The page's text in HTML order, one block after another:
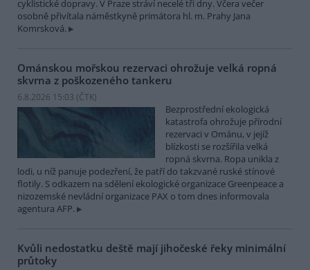
cyklistické dopravy. V Praze stráví necelé tři dny. Včera večer
osobně přivítala náměstkyně primátora hl. m. Prahy Jana
Komrsková.
Ománskou mořskou rezervaci ohrožuje velká ropná
skvrna z poškozeného tankeru
6.8.2026 15:03 (ČTK)
Bezprostřední ekologická
katastrofa ohrožuje přírodní
rezervaci v Ománu, v jejíž
blízkosti se rozšířila velká
ropná skvrna. Ropa unikla z
lodi, u níž panuje podezření, že patří do takzvané ruské stínové
flotily. S odkazem na sdělení ekologické organizace Greenpeace a
nizozemské nevládní organizace PAX o tom dnes informovala
agentura AFP.
Kvůli nedostatku deště mají jihočeské řeky minimální
průtoky